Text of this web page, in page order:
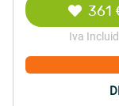
361
Iva